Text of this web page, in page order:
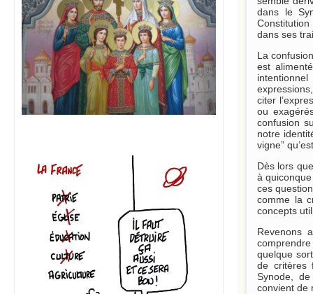
dans le
dans ses
La
est
citer
ou
confusion
notre
vigne”
Dès lors
à
ces
comme la
concepts
Revenons
quelque
de critères
Synode,
convient de